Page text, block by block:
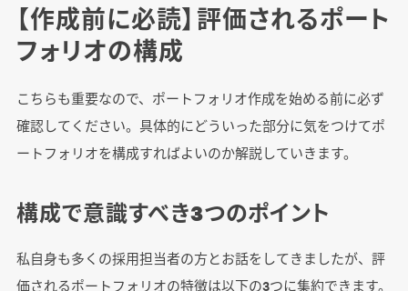
【作成前に必読】評価されるポート
フォリオの構成
こちらも重要なので、ポートフォリオ作成を始める前に必ず
確認してください。具体的にどういった部分に気をつけてポ
ートフォリオを構成すればよいのか解説していきます。
構成で意識すべき3つのポイント
私自身も多くの採用担当者の方とお話をしてきましたが、評
価されるポートフォリオの特徴は以下の3つに集約できます。